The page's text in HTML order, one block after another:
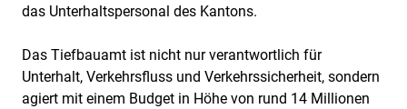
das Unterhaltspersonal des Kantons.
Das Tiefbauamt ist nicht nur verantwortlich für
Unterhalt, Verkehrsfluss und Verkehrssicherheit, sondern
agiert mit einem Budget in Höhe von rund 14 Millionen